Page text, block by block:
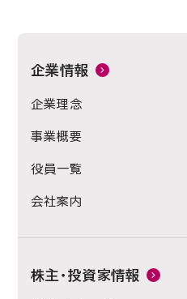
企業情報
企業理念
事業概要
役員一覧
会社案内
株主・投資家情報